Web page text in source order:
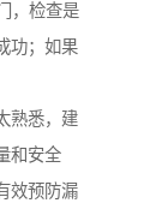
，检查是
功；如果
熟悉，建
和安全
效预防漏